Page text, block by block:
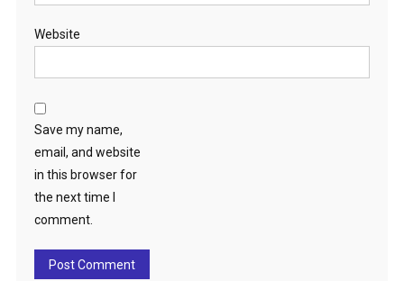
Website
Save my name,
email, and website
in this browser for
the next time I
comment.